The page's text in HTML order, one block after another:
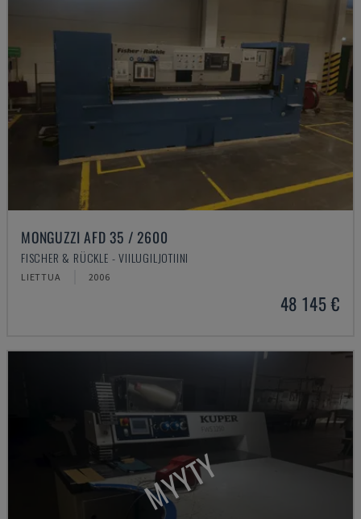
MONGUZZI AFD 35 / 2600
FISCHER & RÜCKLE - VIILUGILJOTIINI
LIETTUA 2006
48 145 €
MYYTY